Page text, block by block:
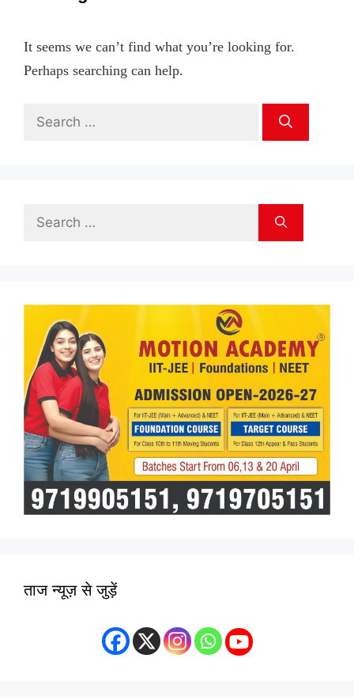
It seems we can’t find what you’re looking for.
Perhaps searching can help.
Search
Search
ताज न्यूज़ से जुड़ें